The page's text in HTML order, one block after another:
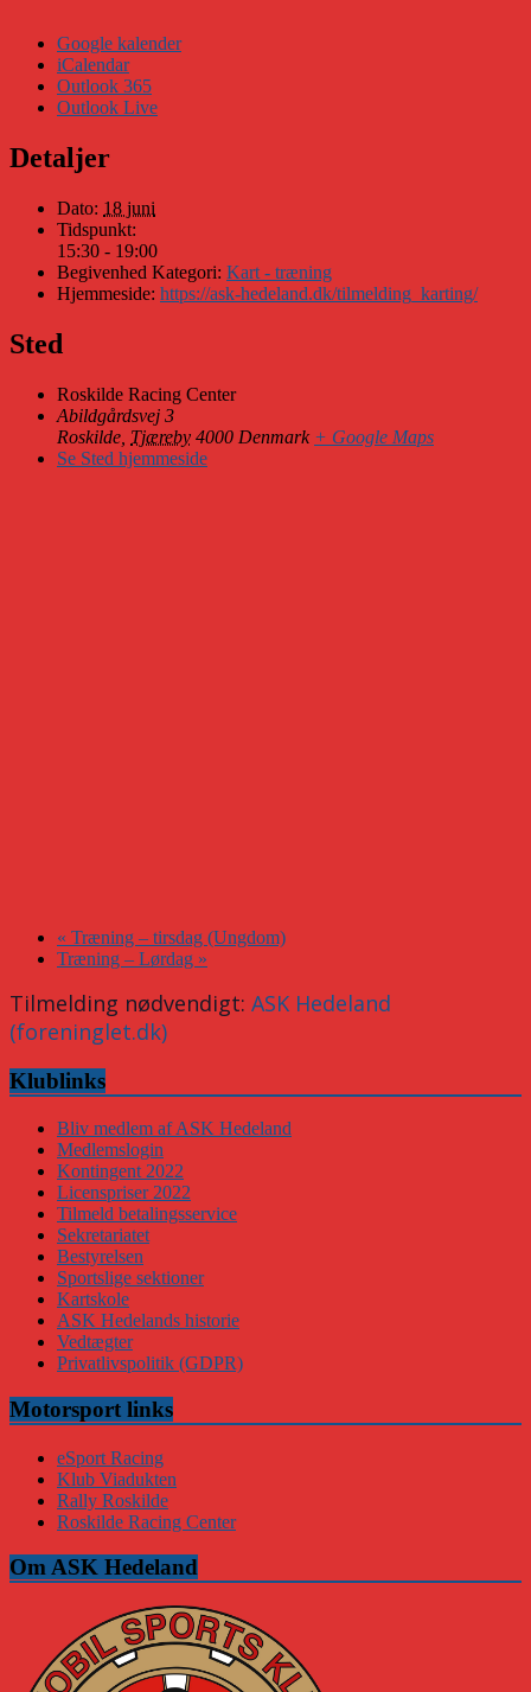
Google kalender
iCalendar
Outlook 365
Outlook Live
Detaljer
Dato: 18 juni
Tidspunkt:
15:30 - 19:00
Begivenhed Kategori: Kart - træning
Hjemmeside: https://ask-hedeland.dk/tilmelding_karting/
Sted
Roskilde Racing Center
Abildgårdsvej 3
Roskilde Tjæreby 4000 Denmark + Google Maps
Se Sted hjemmeside
« Træning – tirsdag (Ungdom)
Træning – Lørdag »
Tilmelding nødvendigt: ASK Hedeland
(foreninglet.dk)
Klublinks
Bliv medlem af ASK Hedeland
Medlemslogin
Kontingent 2022
Licenspriser 2022
Tilmeld betalingsservice
Sekretariatet
Bestyrelsen
Sportslige sektioner
Kartskole
ASK Hedelands historie
Vedtægter
Privatlivspolitik (GDPR)
Motorsport links
eSport Racing
Klub Viadukten
Rally Roskilde
Roskilde Racing Center
Om ASK Hedeland